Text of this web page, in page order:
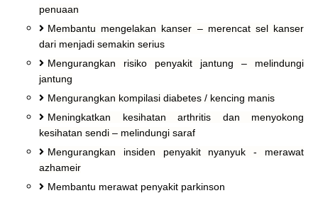
penuaan
Membantu mengelakan kanser – merencat sel kanser
dari menjadi semakin serius
Mengurangkan risiko penyakit jantung – melindungi
jantung
Mengurangkan kompilasi diabetes / kencing manis
Meningkatkan kesihatan arthritis dan menyokong
kesihatan sendi – melindungi saraf
Mengurangkan insiden penyakit nyanyuk - merawat
azhameir
Membantu merawat penyakit parkinson